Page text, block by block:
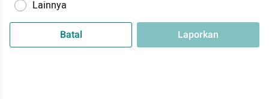
Lainnya
Batal Laporkan